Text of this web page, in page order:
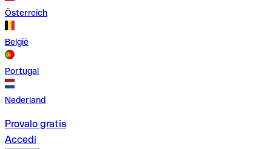
Österreich
België
Portugal
Nederland
Provalo gratis
Accedi